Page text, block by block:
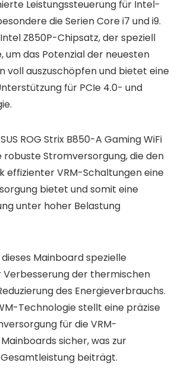
Leistungssteuerung für Intel-
die Serien Core i7 und i9.
Z850P-Chipsatz, der speziell
um das Potenzial der neuesten
voll auszuschöpfen und bietet eine
für PCIe 4.0- und
ROG Strix B850-A Gaming WiFi
Stromversorgung, die den
effizienter VRM-Schaltungen eine
bietet und somit eine
unter hoher Belastung
Mainboard spezielle
Verbesserung der thermischen
des Energieverbrauchs.
Technologie stellt eine präzise
für die VRM-
sicher, was zur
beiträgt.